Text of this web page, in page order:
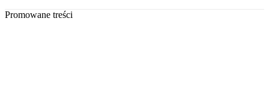
Promowane treści